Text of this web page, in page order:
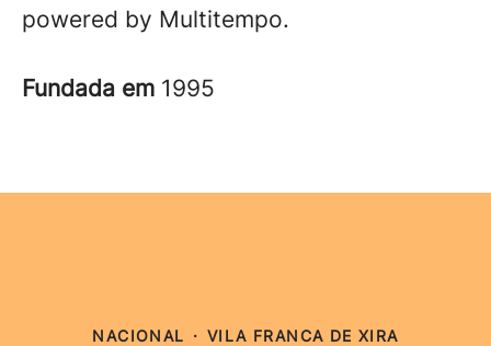
powered by Multitempo.
Fundada em 1995
NACIONAL · VILA FRANCA DE XIRA